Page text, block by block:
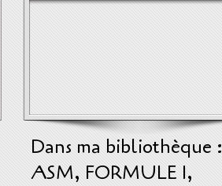
Dans ma bibliothèque :
ASM, FORMULE 1,